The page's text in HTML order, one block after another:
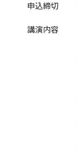
申込締切
講演内容